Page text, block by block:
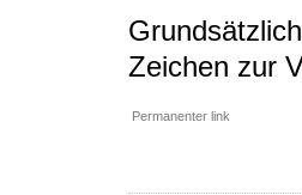
Zeichen zur
Permanenter link